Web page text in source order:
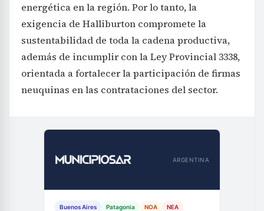
energética en la región. Por lo tanto, la
exigencia de Halliburton compromete la
sustentabilidad de toda la cadena productiva,
además de incumplir con la Ley Provincial 3338,
orientada a fortalecer la participación de firmas
neuquinas en las contrataciones del sector.
ARGENTINA
Buenos Aires Patagonia NOA NEA